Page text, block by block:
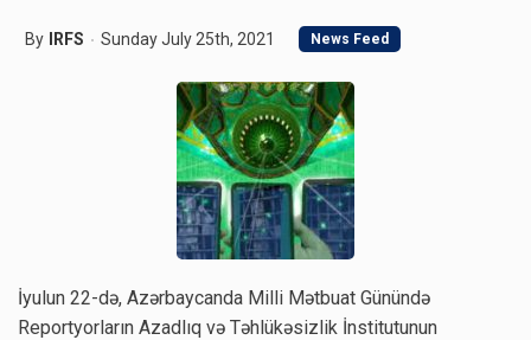
By IRFS Sunday July 25th, 2021 News Feed
İyulun 22-də, Azərbaycanda Milli Mətbuat Günündə
Reportyorların Azadlıq və Təhlükəsizlik İnstitutunun